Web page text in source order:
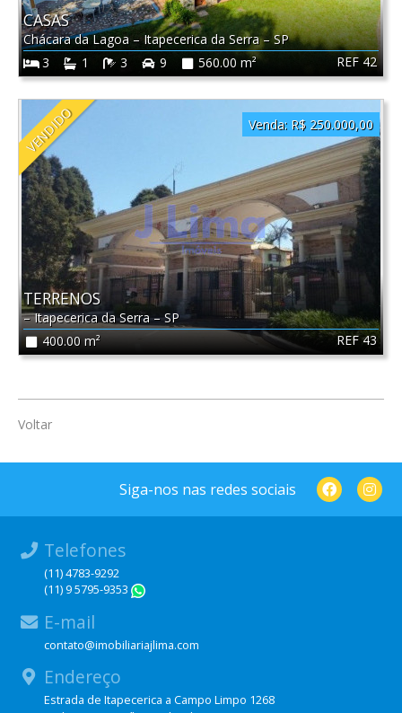
REF 42
CASAS
Chácara da Lagoa –Itapecerica da Serra–SP
3
1 3 9 560.00 m²
VENDIDO
REF 43
TERRENOS
–Itapecerica da Serra–SP
400.00 m²
Venda: R$ 250.000,00
Voltar
Siga-nos nas redes sociais
Telefones
(11) 4783-9292
(11) 9 5795-9353
E-mail
contato@imobiliariajlima.com
Endereço
Estrada de Itapecerica a Campo Limpo 1268